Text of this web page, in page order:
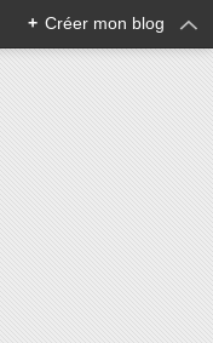
+ Créer mon blog